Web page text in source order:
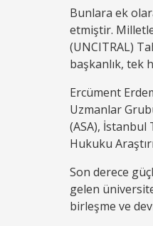
Bunlara ek
etmiştir.
(UNCITRAL)
başkanlık, tek
Ercüment
Uzmanlar
(ASA),
Hukuku
Son derece
gelen
birleşme ve